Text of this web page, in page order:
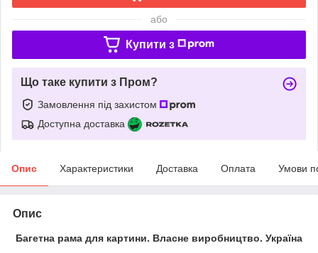
або
Купити з
Що таке купити з Пром?
Замовлення під захистом
Доступна доставка
Опис Характеристики Доставка Оплата Умови
Опис
Багетна рама для картини. Власне виробництво. Україна